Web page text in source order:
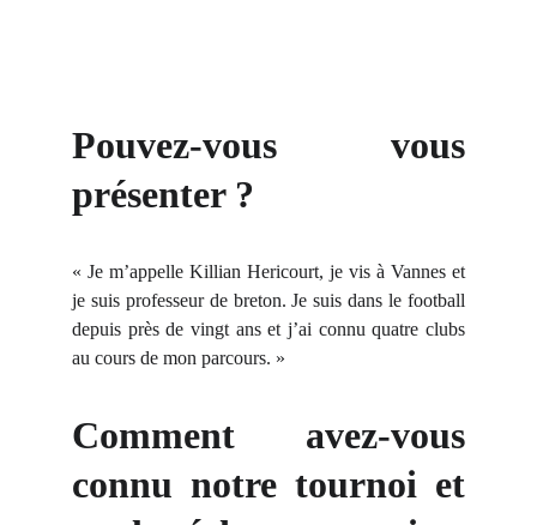
Pouvez-vous vous
présenter ?
« Je m’appelle Killian Hericourt, je vis à Vannes et
je suis professeur de breton. Je suis dans le football
depuis près de vingt ans et j’ai connu quatre clubs
au cours de mon parcours. »
Comment avez-vous
connu notre tournoi et